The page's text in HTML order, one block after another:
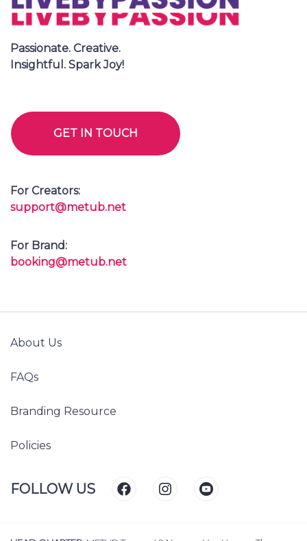
Passionate. Creative.
Insightful. Spark Joy!
GET IN TOUCH
For Creators:
support@metub.net
For Brand:
booking@metub.net
About Us
FAQs
Branding Resource
Policies
FOLLOW US